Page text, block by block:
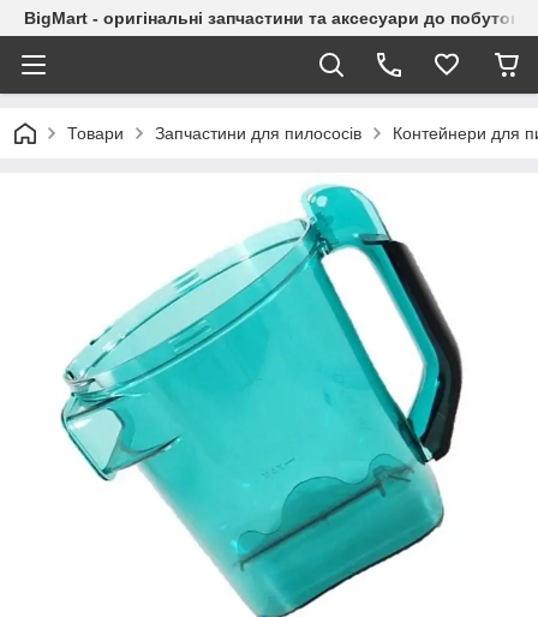
BigMart - оригінальні запчастини та аксесуари до побутової
Товари Запчастини для пилососів Контейнери для